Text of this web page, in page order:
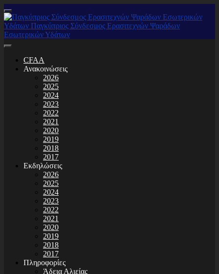
CFAA
Ανακοινώσεις
2026
2025
2024
2023
2022
2021
2020
2019
2018
2017
Εκδηλώσεις
2026
2025
2024
2023
2022
2021
2020
2019
2018
2017
Πληροφορίες
Άδεια Αλιείας